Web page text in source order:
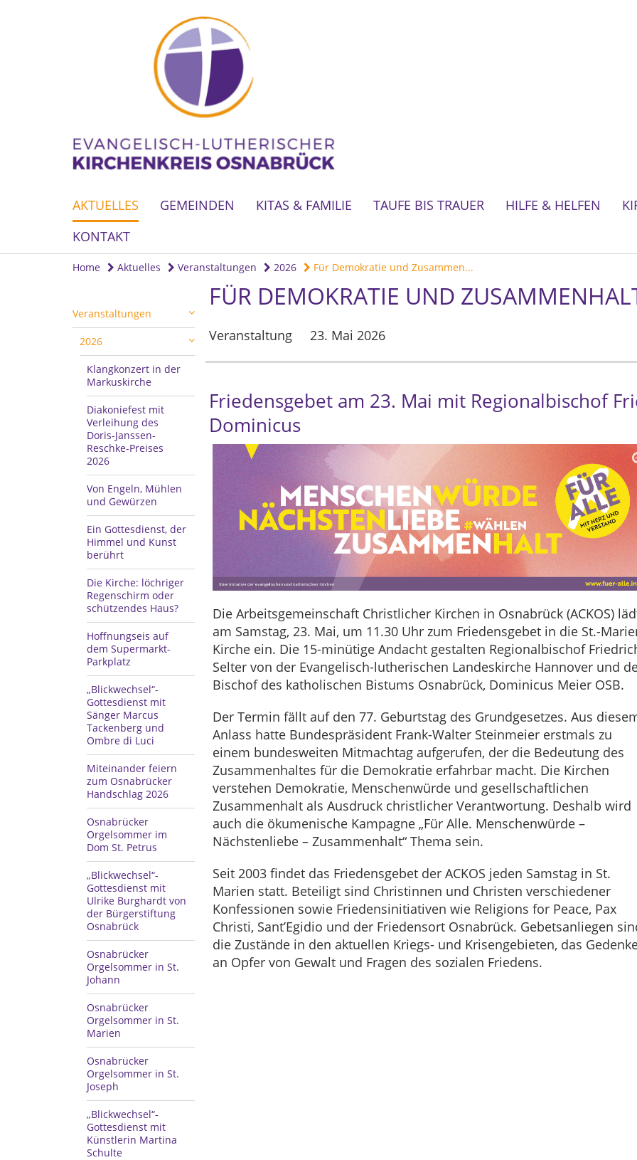
AKTUELLES GEMEINDEN KITAS & FAMILIE TAUFE BIS TRAUER HILFE & HELFEN
KONTAKT
Home Aktuelles Veranstaltungen 2026 Für Demokratie und Zusammen...
Veranstaltungen
2026
Klangkonzert in der
Markuskirche
Diakoniefest mit
Verleihung des
Doris-Janssen-
Reschke-Preises
2026
Von Engeln, Mühlen
und Gewürzen
Ein Gottesdienst, der
Himmel und Kunst
berührt
Die Kirche: löchriger
Regenschirm oder
schützendes Haus?
Hoffnungseis auf
dem Supermarkt-
Parkplatz
„Blickwechsel“-
Gottesdienst mit
Sänger Marcus
Tackenberg und
Ombre di Luci
Miteinander feiern
zum Osnabrücker
Handschlag 2026
Osnabrücker
Orgelsommer im
Dom St. Petrus
„Blickwechsel“-
Gottesdienst mit
Ulrike Burghardt von
der Bürgerstiftung
Osnabrück
Osnabrücker
Orgelsommer in St.
Johann
Osnabrücker
Orgelsommer in St.
Marien
Osnabrücker
Orgelsommer in St.
Joseph
„Blickwechsel“-
Gottesdienst mit
Künstlerin Martina
Schulte
FÜR DEMOKRATIE UND
Veranstaltung 23. Mai 2026
Friedensgebet am 23. Mai mit Regionalbischof
Dominicus
Die Arbeitsgemeinschaft Christlicher Kirchen in Osnabrück (ACKOS)
am Samstag, 23. Mai, um 11.30 Uhr zum Friedensgebet in die St.-
Kirche ein. Die 15-minütige Andacht gestalten Regionalbischof
Selter von der Evangelisch-lutherischen Landeskirche Hannover und
Bischof des katholischen Bistums Osnabrück, Dominicus Meier OSB.
Der Termin fällt auf den 77. Geburtstag des Grundgesetzes. Aus
Anlass hatte Bundespräsident Frank-Walter Steinmeier erstmals zu
einem bundesweiten Mitmachtag aufgerufen, der die Bedeutung des
Zusammenhaltes für die Demokratie erfahrbar macht. Die Kirchen
verstehen Demokratie, Menschenwürde und gesellschaftlichen
Zusammenhalt als Ausdruck christlicher Verantwortung. Deshalb wird
auch die ökumenische Kampagne „Für Alle. Menschenwürde –
Nächstenliebe – Zusammenhalt“ Thema sein.
Seit 2003 findet das Friedensgebet der ACKOS jeden Samstag in St.
Marien statt. Beteiligt sind Christinnen und Christen verschiedener
Konfessionen sowie Friedensinitiativen wie Religions for Peace, Pax
Christi, Sant’Egidio und der Friedensort Osnabrück. Gebetsanliegen
die Zustände in den aktuellen Kriegs- und Krisengebieten, das
an Opfer von Gewalt und Fragen des sozialen Friedens.